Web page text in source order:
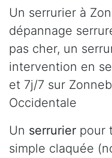
Un serrurier à
dépannage
pas cher, un
intervention en
et 7j/7 sur
Occidentale
Un serrurier pour
simple claquée